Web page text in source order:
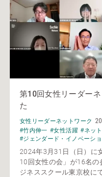
第10回女性リーダー
た
女性リーダーネットワーク
#竹内伸一 #女性活躍 #ネッ
#ジェンダード・イノベーシ
2024年3月31日（日）に
10回女性の会」が16名
ジネススクール東京校に